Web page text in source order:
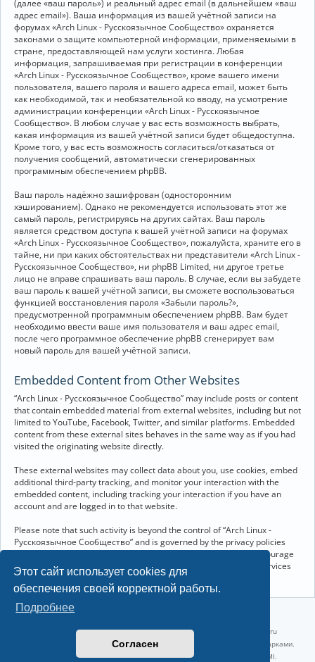
Этот сайт использует cookies для
обеспечения своей корректной работы.
Подробнее
Согласен
(далее «ваш пароль») и реальный адрес email (в дальнейшем «ваш
адрес email»). Ваша информация из вашей учётной записи на
форумах «Arch Linux - Русскоязычное Сообщество» охраняется
законами о защите компьютерной информации, применяемыми в
стране, предоставляющей нам услуги хостинга. Любая
информация, запрашиваемая при регистрации в конференции
«Arch Linux - Русскоязычное Сообщество», кроме вашего имени
пользователя, вашего пароля и вашего адреса email, может быть
как необходимой, так и необязательной ко вводу, на усмотрение
администрации конференции «Arch Linux - Русскоязычное
Сообщество». В любом случае у вас есть возможность выбрать,
какая информация из вашей учётной записи будет общедоступна.
Кроме того, у вас есть возможность согласиться/отказаться от
получения сообщений, автоматически сгенерированных
программным обеспечением phpBB.
Ваш пароль надёжно зашифрован (односторонним
хэшированием). Однако не рекомендуется использовать этот же
самый пароль, регистрируясь на других сайтах. Ваш пароль
является средством доступа к вашей учётной записи на форумах
«Arch Linux - Русскоязычное Сообщество», пожалуйста, храните его в
тайне, ни при каких обстоятельствах ни представители «Arch Linux -
Русскоязычное Сообщество», ни phpBB Limited, ни другое третье
лицо не вправе спрашивать ваш пароль. В случае, если вы забудете
ваш пароль к вашей учётной записи, вы сможете воспользоваться
функцией восстановления пароля «Забыли пароль?»,
предусмотренной программным обеспечением phpBB. Вам будет
необходимо ввести ваше имя пользователя и ваш адрес email,
после чего программное обеспечение phpBB сгенерирует вам
новый пароль для вашей учётной записи.
Embedded Content from Other Websites
“Arch Linux - Русскоязычное Сообщество” may include posts or content
that contain embedded material from external websites, including but not
limited to YouTube, Facebook, Twitter, and similar platforms. Embedded
content from these external sites behaves in the same way as if you had
visited the originating website directly.
These external websites may collect data about you, use cookies, embed
additional third-party tracking, and monitor your interaction with the
embedded content, including tracking your interaction if you have an
account and are logged in to that website.
Please note that such activity is beyond the control of “Arch Linux -
Русскоязычное Сообщество” and is governed by the privacy policies
and terms of service of the respective external websites. We encourage
you to review the privacy and cookie policies of any third-party services
you interact with through embedded content.
Linux 6.18.40-1-lts x86_64 GNU/Linux 2026-07-26 08:48:12 |
vps reg.ru
Название и логотип Arch Linux ™ являются признанными торговыми марками.
Linux ® — зарегистрированная торговая марка Linus Torvalds и LMI.